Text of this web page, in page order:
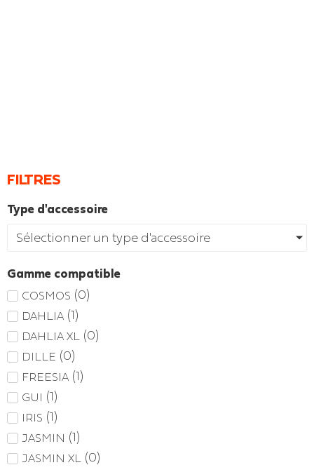
FILTRES
Type d'accessoire
Sélectionner un type d'accessoire
Gamme compatible
COSMOS (0)
DAHLIA (1)
DAHLIA XL (0)
DILLE (0)
FREESIA (1)
GUI (1)
IRIS (1)
JASMIN (1)
JASMIN XL (0)